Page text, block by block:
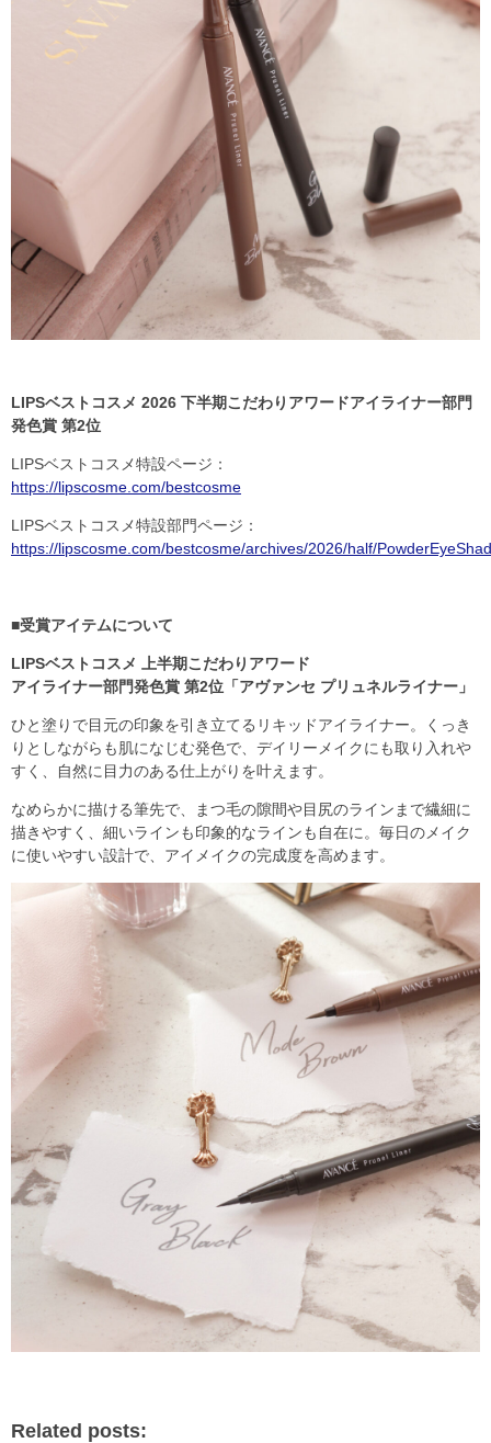
LIPSベストコスメ 2026 下半期こだわりアワードアイライナー部門
発色賞 第2位
LIPSベストコスメ特設ページ：
https://lipscosme.com/bestcosme
LIPSベストコスメ特設部門ページ：
https://lipscosme.com/bestcosme/archives/2026/half/
■受賞アイテムについて
LIPSベストコスメ 上半期こだわりアワード
アイライナー部門発色賞 第2位「アヴァンセ プリュネルライナー」
ひと塗りで目元の印象を引き立てるリキッドアイライナー。くっき
りとしながらも肌になじむ発色で、デイリーメイクにも取り入れや
すく、自然に目力のある仕上がりを叶えます。
なめらかに描ける筆先で、まつ毛の隙間や目尻のラインまで繊細に
描きやすく、細いラインも印象的なラインも自在に。毎日のメイク
に使いやすい設計で、アイメイクの完成度を高めます。
Related posts: